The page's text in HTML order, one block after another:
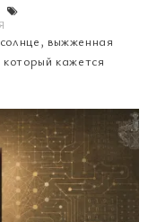
выжженная
кажется